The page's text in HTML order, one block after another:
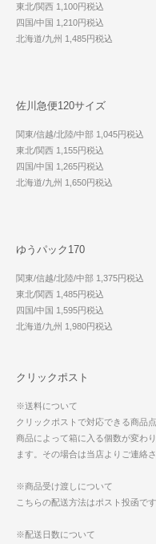
東北/関西 1,100円税込
四国/中国 1,210円税込
北海道/九州 1,485円税込
佐川急便120サイズ
関東/信越/北陸/中部 1,045円税込
東北/関西 1,155円税込
四国/中国 1,265円税込
北海道/九州 1,650円税込
ゆうパック170
関東/信越/北陸/中部 1,375円税込
東北/関西 1,485円税込
四国/中国 1,595円税込
北海道/九州 1,980円税込
クリックポスト
※送料について
クリックポストで対応できる商品
商品によって箱に入る個数が変わ
ます。その場合は当店よりご連絡
※商品受け渡しについて
こちらの配送方法はポスト投函です
※配送日数について